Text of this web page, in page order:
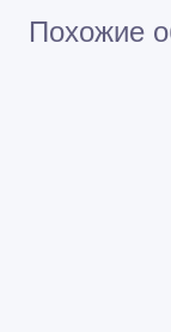
Похожие